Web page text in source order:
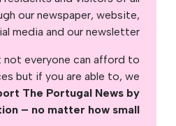
our newspaper, website,
media and our newsletter.
everyone can afford to
but if you are able to, we
The Portugal News by
– no matter how small